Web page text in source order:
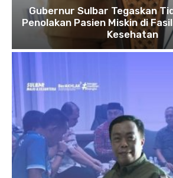
Gubernur Sulbar Tegaskan
Penolakan Pasien Miskin di
Kesehatan